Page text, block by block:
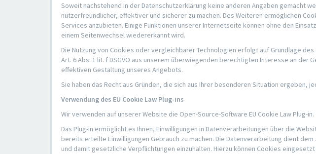
Soweit nachstehend in der Datenschutzerklärung keine anderen Angaben gemacht
nutzerfreundlicher, effektiver und sicherer zu machen. Des Weiteren ermöglichen
Services anzubieten. Einige Funktionen unserer Internetseite können ohne den
einem Seitenwechsel wiedererkannt wird.
Die Nutzung von Cookies oder vergleichbarer Technologien erfolgt auf Grundlage
Art. 6 Abs. 1 lit. f DSGVO aus unserem überwiegenden berechtigten Interesse an
effektiven Gestaltung unseres Angebots.
Sie haben das Recht aus Gründen, die sich aus Ihrer besonderen Situation
Verwendung des EU Cookie Law Plug-ins
Wir verwenden auf unserer Website die Open-Source-Software EU Cookie Law Plug-in.
Das Plug-in ermöglicht es Ihnen, Einwilligungen in Datenverarbeitungen über die
bereits erteilte Einwilligungen Gebrauch zu machen. Die Datenverarbeitung dient
und damit gesetzliche Verpflichtungen einzuhalten. Hierzu können Cookies